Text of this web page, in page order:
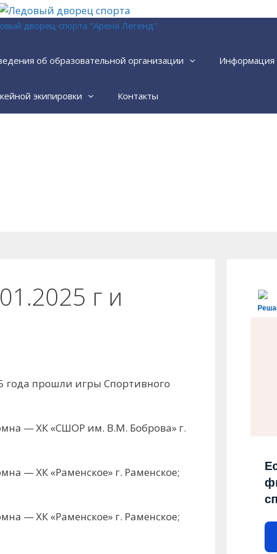
об образовательной организации Информация
экипировки
Контакты
Найти
г и
года прошли игры Спортивного
— ХК «СШОР им. В.М. Боброва» г.
— ХК «Раменское» г. Раменское;
— ХК «Раменское» г. Раменское;